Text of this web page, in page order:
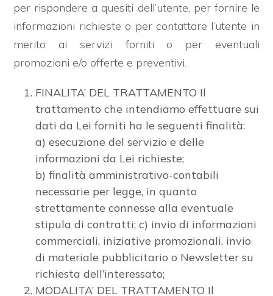
per rispondere a quesiti dell’utente, per fornire le
informazioni richieste o per contattare l’utente in
merito ai servizi forniti o per eventuali
promozioni e/o offerte e preventivi.
FINALITA’ DEL TRATTAMENTO Il
trattamento che intendiamo effettuare sui
dati da Lei forniti ha le seguenti finalità:
a) esecuzione del servizio e delle
informazioni da Lei richieste;
b) finalità amministrativo-contabili
necessarie per legge, in quanto
strettamente connesse alla eventuale
stipula di contratti; c) invio di informazioni
commerciali, iniziative promozionali, invio
di materiale pubblicitario o Newsletter su
richiesta dell’interessato;
MODALITA’ DEL TRATTAMENTO Il
3
5+
Bagni
minimi
Qualsiasi